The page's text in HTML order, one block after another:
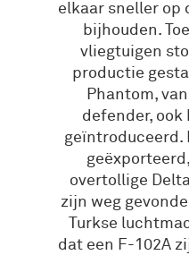
elkaar sneller op
bijhouden.
vliegtuigen
productie
Phantom,
defender,
geïntroduceerd.
overtollige
zijn weg
Turkse
dat een F-102A